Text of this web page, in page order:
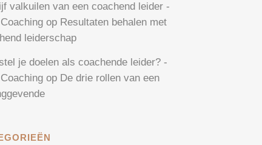
valkuilen van een coachend leider -
op Resultaten behalen met
leiderschap
je doelen als coachende leider? -
op De drie rollen van een